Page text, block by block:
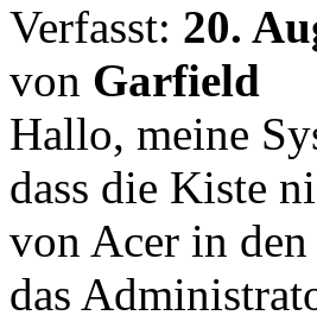
Verfasst: 20.
von Garfield
Hallo, meine
dass die Kiste
von Acer in
das